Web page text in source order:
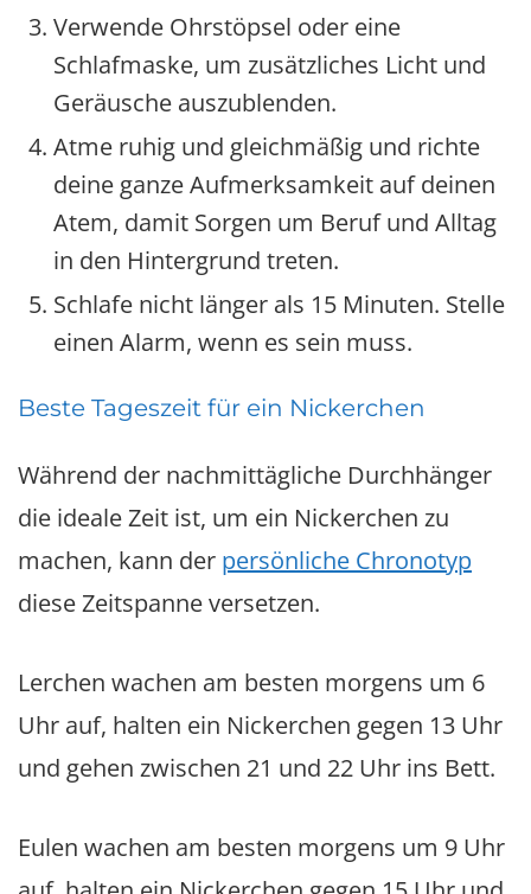
Verwende Ohrstöpsel oder eine
Schlafmaske, um zusätzliches Licht und
Geräusche auszublenden.
Atme ruhig und gleichmäßig und richte
deine ganze Aufmerksamkeit auf deinen
Atem, damit Sorgen um Beruf und Alltag
in den Hintergrund treten.
Schlafe nicht länger als 15 Minuten. Stelle
einen Alarm, wenn es sein muss.
Beste Tageszeit für ein Nickerchen
Während der nachmittägliche Durchhänger
die ideale Zeit ist, um ein Nickerchen zu
machen, kann der persönliche Chronotyp
diese Zeitspanne versetzen.
Lerchen wachen am besten morgens um 6
Uhr auf, halten ein Nickerchen gegen 13 Uhr
und gehen zwischen 21 und 22 Uhr ins Bett.
Eulen wachen am besten morgens um 9 Uhr